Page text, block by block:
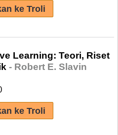
Learning: Teori, Riset
- Robert E. Slavin